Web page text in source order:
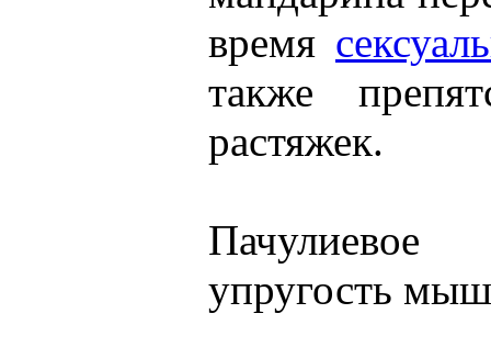
время
также
растяжек.
упругость